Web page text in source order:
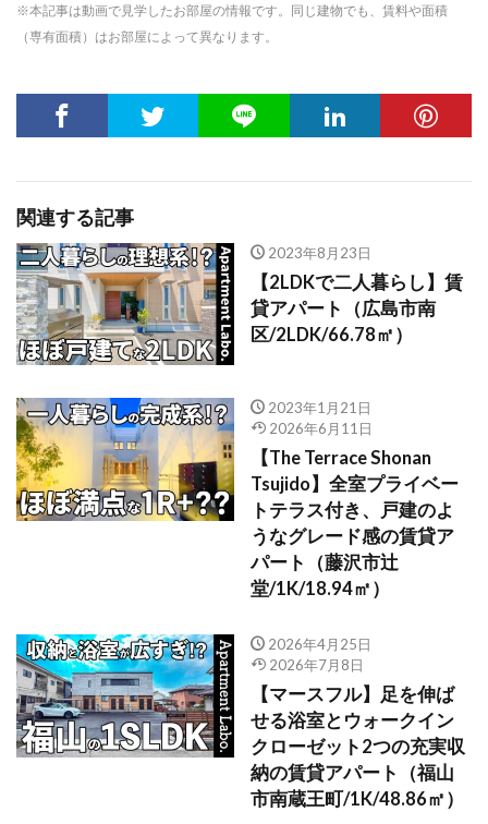
※本記事は動画で見学したお部屋の情報です。同じ建物でも、賃料や面積
（専有面積）はお部屋によって異なります。
関連する記事
2023年8月23日
【2LDKで二人暮らし】賃
貸アパート（広島市南
区/2LDK/66.78㎡）
2023年1月21日
2026年6月11日
【The Terrace Shonan
Tsujido】全室プライベー
トテラス付き、戸建のよ
うなグレード感の賃貸ア
パート（藤沢市辻
堂/1K/18.94㎡）
2026年4月25日
2026年7月8日
【マースフル】足を伸ば
せる浴室とウォークイン
クローゼット2つの充実収
納の賃貸アパート（福山
市南蔵王町/1K/48.86㎡）